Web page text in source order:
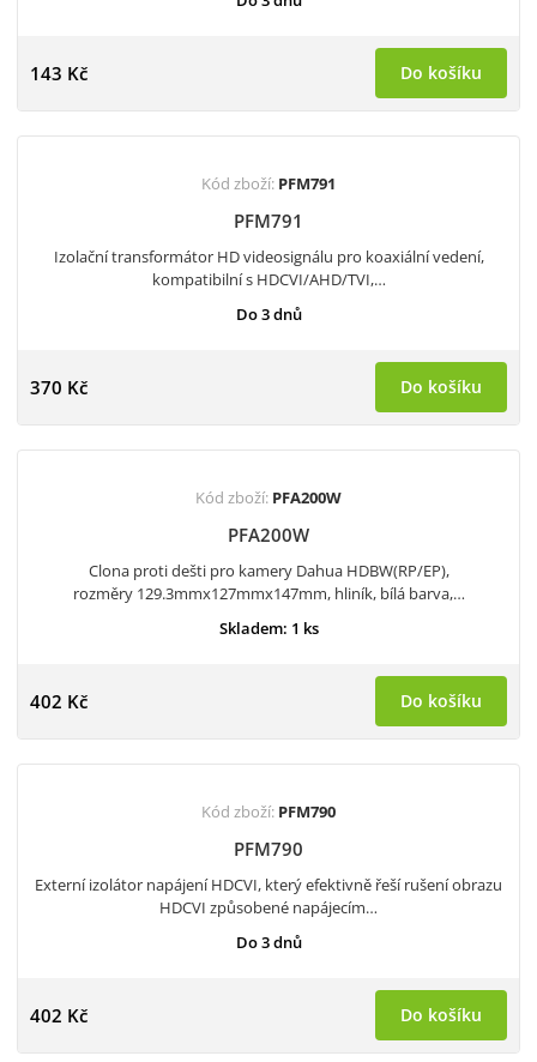
143 Kč Do košíku
Kód zboží: PFM791
PFM791
Izolační transformátor HD videosignálu pro koaxiální vedení,
kompatibilní s HDCVI/AHD/TVI,…
Do 3 dnů
370 Kč Do košíku
Kód zboží: PFA200W
PFA200W
Clona proti dešti pro kamery Dahua HDBW(RP/EP),
rozměry 129.3mmx127mmx147mm, hliník, bílá barva,…
Skladem: 1 ks
402 Kč Do košíku
Kód zboží: PFM790
PFM790
Externí izolátor napájení HDCVI, který efektivně řeší rušení obrazu
HDCVI způsobené napájecím…
Do 3 dnů
402 Kč Do košíku